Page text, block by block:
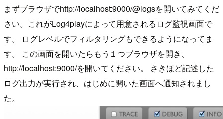
まずブラウザでhttp://localhost:9000/@logsを開いてみてくだ
さい。これがLog4playによって用意されるログ監視画面で
す。 ログレベルでフィルタリングもできるようになってま
す。 この画面を開いたらもう１つブラウザを開き、
http://localhost:9000/を開いてください。 さきほど記述した
ログ出力が実行され、はじめに開いた画面へ通知されまし
た。